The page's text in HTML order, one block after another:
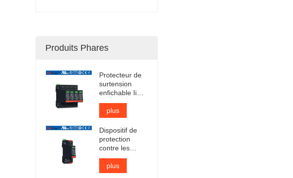
Produits Phares
Protecteur de
surtension
enfichable Iimp
12,5 kA certifié
TUVplus
Dispositif de
protection
contre les
surtensions CA
de type 1 + 2
certifié TUV
plus